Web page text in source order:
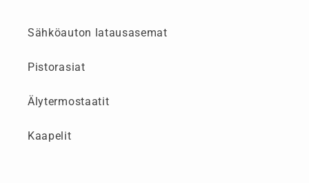
Sähköauton latausasemat
Pistorasiat
Älytermostaatit
Kaapelit